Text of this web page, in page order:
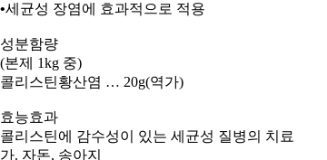
•세균성 장염에 효과적으로 적용
성분함량
(본제 1kg 중)
콜리스틴황산염 … 20g(역가)
효능효과
콜리스틴에 감수성이 있는 세균성 질병의 치료
가. 자돈, 송아지